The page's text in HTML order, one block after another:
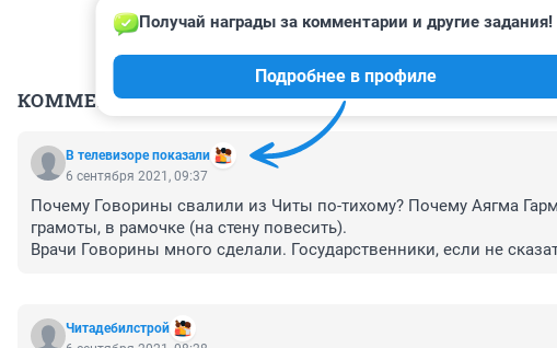
КОММЕНТАРИИ 4
В телевизоре показали
Получай награды за комментарии и другие задания!
Подробнее в профиле
6 сентября 2021, 09:37
Почему Говорины свалили из Читы по-тихому? Почему Аягма
грамоты, в рамочке (на стену повесить).
Врачи Говорины много сделали. Государственники, если не
Читадебилстрой